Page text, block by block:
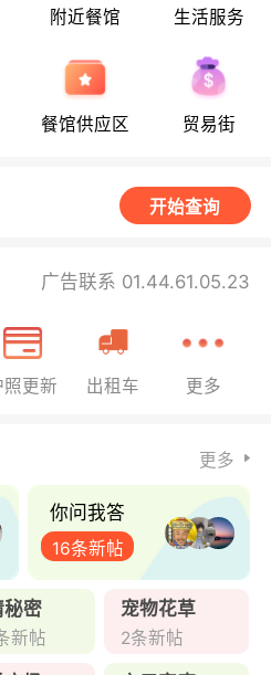
附近餐馆 生活服务
餐馆供应区 贸易街
开始查询
广告联系 01.44.61.05.23
照更新 出租车 更多
更多
你问我答
16条新帖
秘密
新帖
宠物花草
2条新帖